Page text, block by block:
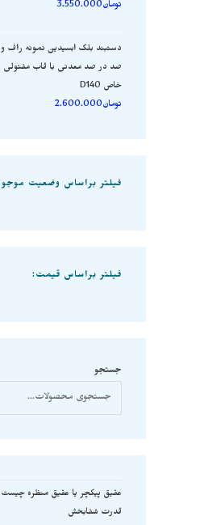
تومان3.550.000
دستبند بلک ابسیدین نمونه راف و
صد در صد معدنی با قاب مفتولی
خاص D140
تومان2.600.000
فیلتر براساس وضعیت
فیلتر براساس قیمت:
جستجو
عقیق پیکچر یا عقیق منظره
قدرت شفابخش